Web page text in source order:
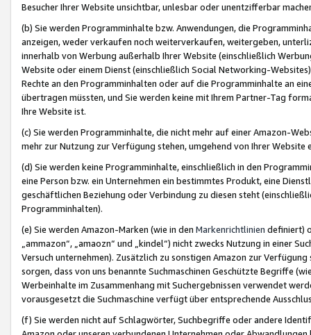
Besucher Ihrer Website unsichtbar, unlesbar oder unentzifferbar
(b) Sie werden Programminhalte bzw. Anwendungen, die
anzeigen, weder verkaufen noch weiterverkaufen, weitergeben,
innerhalb von Werbung außerhalb Ihrer Website (einschließlich
Website oder einem Dienst (einschließlich Social Networking-
Rechte an den Programminhalten oder auf die Programminhalte an
übertragen müssten, und Sie werden keine mit Ihrem Partner-Tag
Ihre Website ist.
(c) Sie werden Programminhalte, die nicht mehr auf einer Amazon-
mehr zur Nutzung zur Verfügung stehen, umgehend von Ihrer
(d) Sie werden keine Programminhalte, einschließlich in den
eine Person bzw. ein Unternehmen ein bestimmtes Produkt, eine
geschäftlichen Beziehung oder Verbindung zu diesen steht
Programminhalten).
(e) Sie werden Amazon-Marken (wie in den Markenrichtlinien definiert)
„ammazon“, „amaozn“ und „kindel“) nicht zwecks Nutzung in einer
Versuch unternehmen). Zusätzlich zu sonstigen Amazon zur
sorgen, dass von uns benannte Suchmaschinen Geschützte Begriffe
Werbeinhalte im Zusammenhang mit Suchergebnissen verwendet
vorausgesetzt die Suchmaschine verfügt über entsprechende
(f) Sie werden nicht auf Schlagwörter, Suchbegriffe oder andere